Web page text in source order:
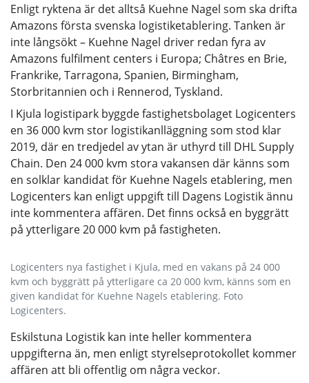
Enligt ryktena är det alltså Kuehne Nagel som ska drifta
Amazons första svenska logistiketablering. Tanken är
inte långsökt – Kuehne Nagel driver redan fyra av
Amazons fulfilment centers i Europa; Châtres en Brie,
Frankrike, Tarragona, Spanien, Birmingham,
Storbritannien och i Rennerod, Tyskland.
I Kjula logistipark byggde fastighetsbolaget Logicenters
en 36 000 kvm stor logistikanlläggning som stod klar
2019, där en tredjedel av ytan är uthyrd till DHL Supply
Chain. Den 24 000 kvm stora vakansen där känns som
en solklar kandidat för Kuehne Nagels etablering, men
Logicenters kan enligt uppgift till Dagens Logistik ännu
inte kommentera affären. Det finns också en byggrätt
på ytterligare 20 000 kvm på fastigheten.
Logicenters nya fastighet i Kjula, med en vakans på 24 000
kvm och byggrätt på ytterligare ca 20 000 kvm, känns som en
given kandidat för Kuehne Nagels etablering. Foto
Logicenters.
Eskilstuna Logistik kan inte heller kommentera
uppgifterna än, men enligt styrelseprotokollet kommer
affären att bli offentlig om några veckor.